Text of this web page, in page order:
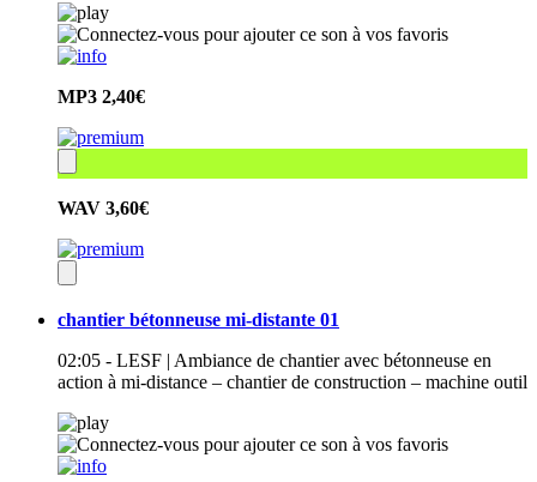
MP3 2,40€
WAV 3,60€
chantier bétonneuse mi-distante 01
02:05 - LESF | Ambiance de chantier avec bétonneuse en
action à mi-distance – chantier de construction – machine outil